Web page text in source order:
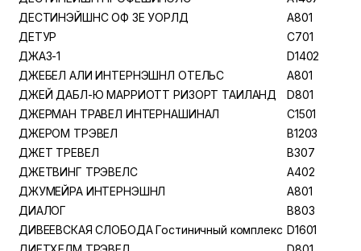
ДЕСТИНЭЙШНС ОФ ЗЕ УОРЛД
A801
ДЕТУР
C701
ДЖАЗ-1
D1402
ДЖЕБЕЛ АЛИ ИНТЕРНЭШНЛ ОТЕЛЬС
A801
ДЖЕЙ ДАБЛ-Ю МАРРИОТТ РИЗОРТ ТАИЛАНД
D801
ДЖЕРМАН ТРАВЕЛ ИНТЕРНАШИНАЛ
C1501
ДЖЕРОМ ТРЭВЕЛ
B1203
ДЖЕТ ТРЕВЕЛ
B307
ДЖЕТВИНГ ТРЭВЕЛС
A402
ДЖУМЕЙРА ИНТЕРНЭШНЛ
A801
ДИАЛОГ
B803
ДИВЕЕВСКАЯ СЛОБОДА Гостиничный комплекс D1601